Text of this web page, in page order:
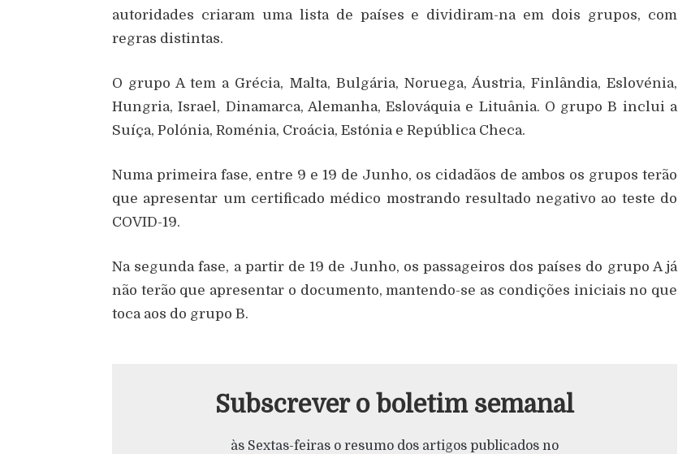
autoridades criaram uma lista de países e dividiram-na em dois grupos, com
regras distintas.
O grupo A tem a Grécia, Malta, Bulgária, Noruega, Áustria, Finlândia, Eslovénia,
Hungria, Israel, Dinamarca, Alemanha, Eslováquia e Lituânia. O grupo B inclui a
Suíça, Polónia, Roménia, Croácia, Estónia e República Checa.
Numa primeira fase, entre 9 e 19 de Junho, os cidadãos de ambos os grupos terão
que apresentar um certificado médico mostrando resultado negativo ao teste do
COVID-19.
Na segunda fase, a partir de 19 de Junho, os passageiros dos países do grupo A já
não terão que apresentar o documento, mantendo-se as condições iniciais no que
toca aos do grupo B.
Subscrever o boletim semanal
às Sextas-feiras o resumo dos artigos publicados no